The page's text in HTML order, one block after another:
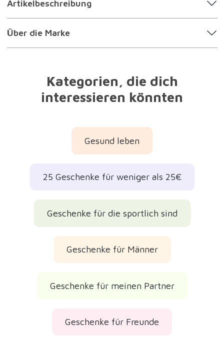
Artikelbeschreibung
Über die Marke
Kategorien, die dich
interessieren könnten
Gesund leben
25 Geschenke für weniger als 25€
Geschenke für die sportlich sind
Geschenke für Männer
Geschenke für meinen Partner
Geschenke für Freunde